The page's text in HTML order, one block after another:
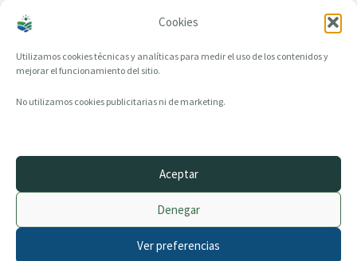
Cookies
Utilizamos cookies técnicas y analíticas para medir el uso de los contenidos y
mejorar el funcionamiento del sitio.
No utilizamos cookies publicitarias ni de marketing.
Aceptar
Denegar
Ver preferencias
© 2014–2026 creandotuprovincia.es · Todos los derechos reservados
Política de Cookies